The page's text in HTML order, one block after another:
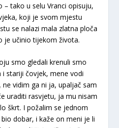
– tako u selu Vranci opisuju,
koji je svom mjestu
se nalazi mala zlatna ploča
je učinio tijekom života.
smo gledali krenuli smo
stariji čovjek, mene vodi
vidim ga ni ja, upaljač sam
uraditi rasvjetu, ja mu nisam
škrt. I požalim se jednom
dobar, i kaže on meni je li